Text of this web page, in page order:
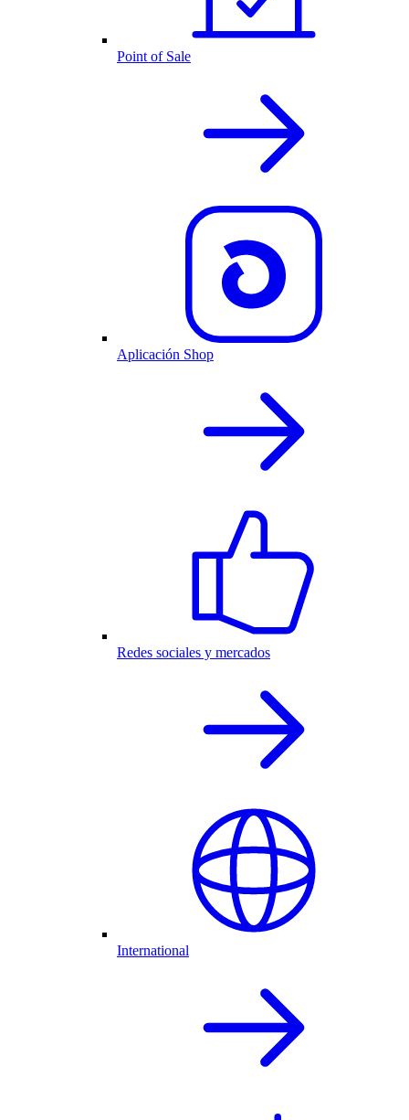
Point of Sale
Aplicación Shop
Redes sociales y mercados
International